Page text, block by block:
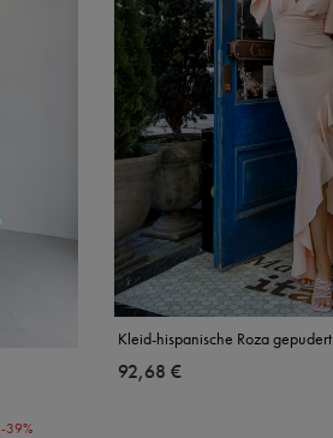
-39%
Kleid-hispanische Roza gepudert
92,68 €